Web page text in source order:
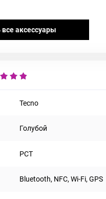
аксессуары
Tecno
Голубой
РСТ
Bluetooth, NFC, Wi-Fi, GPS